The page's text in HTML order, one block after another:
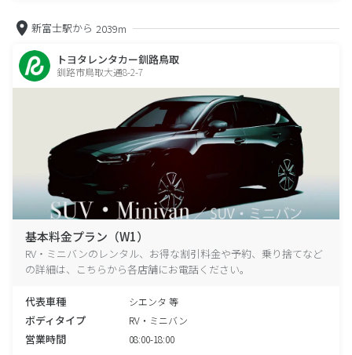
新富士駅から 2039m
トヨタレンタカー釧路鳥取
釧路市鳥取大通8-2-7
基本料金プラン（W1）
RV・ミニバンのレンタル、お得な割引料金や予約、乗り捨てなど
の詳細は、こちらから各店舗にお電話ください。
代表車種 シエンタ 等
ボディタイプ RV・ミニバン
営業時間 08:00-18:00